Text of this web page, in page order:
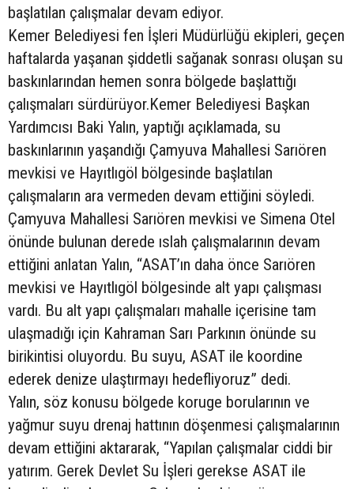
başlatılan çalışmalar devam ediyor.
Kemer Belediyesi fen İşleri Müdürlüğü ekipleri, geçen
haftalarda yaşanan şiddetli sağanak sonrası oluşan su
baskınlarından hemen sonra bölgede başlattığı
çalışmaları sürdürüyor.Kemer Belediyesi Başkan
Yardımcısı Baki Yalın, yaptığı açıklamada, su
baskınlarının yaşandığı Çamyuva Mahallesi Sarıören
mevkisi ve Hayıtlıgöl bölgesinde başlatılan
çalışmaların ara vermeden devam ettiğini söyledi.
Çamyuva Mahallesi Sarıören mevkisi ve Simena Otel
önünde bulunan derede ıslah çalışmalarının devam
ettiğini anlatan Yalın, “ASAT’ın daha önce Sarıören
mevkisi ve Hayıtlıgöl bölgesinde alt yapı çalışması
vardı. Bu alt yapı çalışmaları mahalle içerisine tam
ulaşmadığı için Kahraman Sarı Parkının önünde su
birikintisi oluyordu. Bu suyu, ASAT ile koordine
ederek denize ulaştırmayı hedefliyoruz” dedi.
Yalın, söz konusu bölgede koruge borularının ve
yağmur suyu drenaj hattının döşenmesi çalışmalarının
devam ettiğini aktararak, “Yapılan çalışmalar ciddi bir
yatırım. Gerek Devlet Su İşleri gerekse ASAT ile